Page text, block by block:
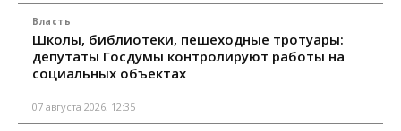
Власть
Школы, библиотеки, пешеходные тротуары:
депутаты Госдумы контролируют работы на
социальных объектах
07 августа 2026, 12:35